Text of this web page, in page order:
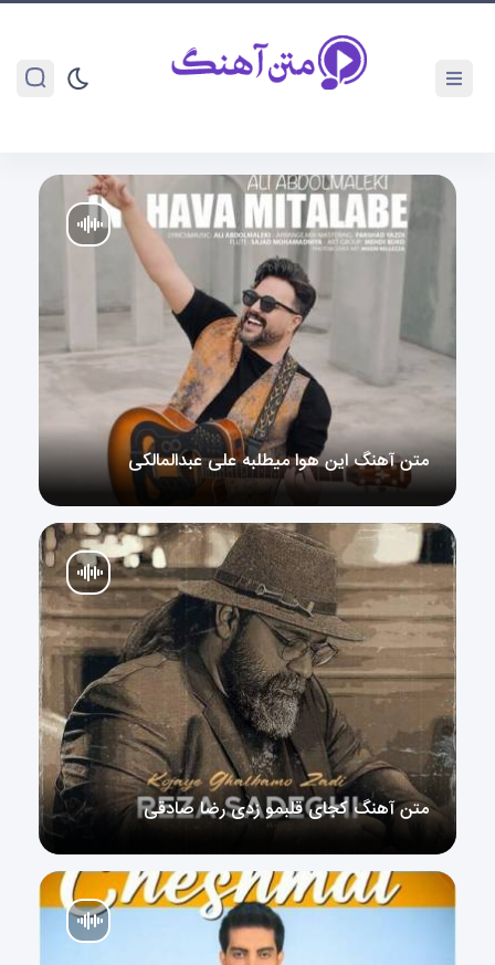
متن آهنگ این هوا میطلبه علی عبدالمالکی
متن آهنگ این هوا میطلبه علی عبدالمالکی
متن آهنگ کجای قلبمو زدی رضا صادقی